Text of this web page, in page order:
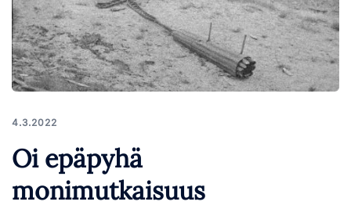
4.3.2022
Oi epäpyhä
monimutkaisuus